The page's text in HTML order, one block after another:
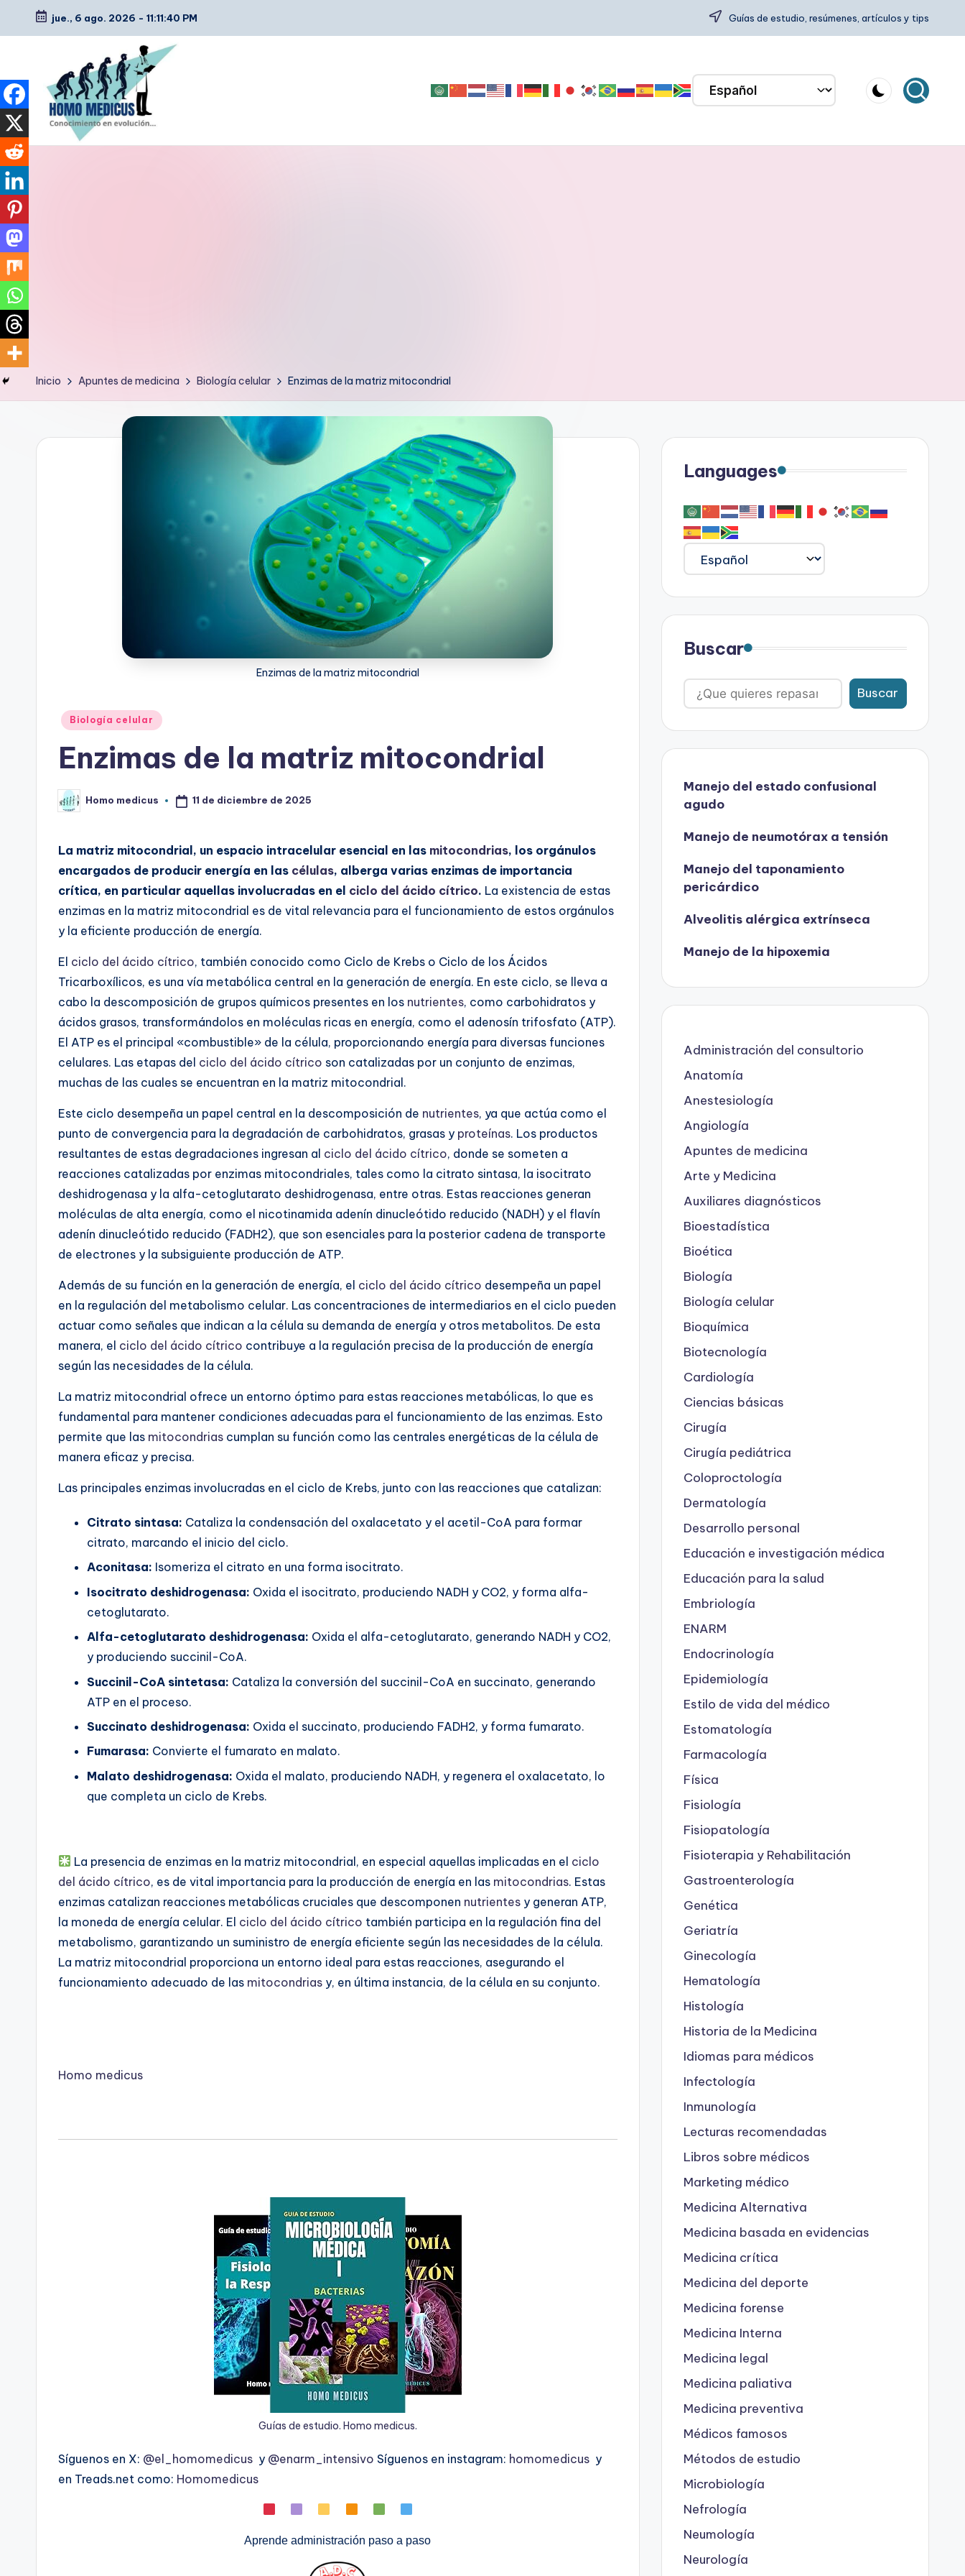
Saltar
contenido
jue., 6 ago. 2026 - 11:11:41 PM Guías de estudio, resúmenes, artículos y tips
i
c
u
Inicio Apuntes de medicina Biología celular Enzimas de la matriz mitocondrial
Enzimas de la matriz mitocondrial
Publicado
Biología celular
Enzimas de la matriz mitocondrial
Publicado
por
Homo medicus 11 de diciembre de 2025
La matriz mitocondrial, un espacio intracelular esencial en las mitocondrias, los orgánulos
encargados de producir energía en las células, alberga varias enzimas de importancia
crítica, en particular aquellas involucradas en el ciclo del ácido cítrico. La existencia de estas
enzimas en la matriz mitocondrial es de vital relevancia para el funcionamiento de estos orgánulos
y la eficiente producción de energía.
El ciclo del ácido cítrico, también conocido como Ciclo de Krebs o Ciclo de los Ácidos
Tricarboxílicos, es una vía metabólica central en la generación de energía. En este ciclo, se lleva a
cabo la descomposición de grupos químicos presentes en los nutrientes, como carbohidratos y
ácidos grasos, transformándolos en moléculas ricas en energía, como el adenosín trifosfato (ATP).
El ATP es el principal «combustible» de la célula, proporcionando energía para diversas funciones
celulares. Las etapas del ciclo del ácido cítrico son catalizadas por un conjunto de enzimas,
muchas de las cuales se encuentran en la matriz mitocondrial.
Este ciclo desempeña un papel central en la descomposición de nutrientes, ya que actúa como el
punto de convergencia para la degradación de carbohidratos, grasas y proteínas. Los productos
resultantes de estas degradaciones ingresan al ciclo del ácido cítrico, donde se someten a
reacciones catalizadas por enzimas mitocondriales, tales como la citrato sintasa, la isocitrato
deshidrogenasa y la alfa-cetoglutarato deshidrogenasa, entre otras. Estas reacciones generan
moléculas de alta energía, como el nicotinamida adenín dinucleótido reducido (NADH) y el flavín
adenín dinucleótido reducido (FADH2), que son esenciales para la posterior cadena de transporte
de electrones y la subsiguiente producción de ATP.
Además de su función en la generación de energía, el ciclo del ácido cítrico desempeña un papel
en la regulación del metabolismo celular. Las concentraciones de intermediarios en el ciclo pueden
actuar como señales que indican a la célula su demanda de energía y otros metabolitos. De esta
manera, el ciclo del ácido cítrico contribuye a la regulación precisa de la producción de energía
según las necesidades de la célula.
La matriz mitocondrial ofrece un entorno óptimo para estas reacciones metabólicas, lo que es
fundamental para mantener condiciones adecuadas para el funcionamiento de las enzimas. Esto
permite que las mitocondrias cumplan su función como las centrales energéticas de la célula de
manera eficaz y precisa.
Las principales enzimas involucradas en el ciclo de Krebs, junto con las reacciones que catalizan:
Citrato sintasa: Cataliza la condensación del oxalacetato y el acetil-CoA para formar
citrato, marcando el inicio del ciclo.
Aconitasa: Isomeriza el citrato en una forma isocitrato.
Isocitrato deshidrogenasa: Oxida el isocitrato, produciendo NADH y CO2, y forma alfa-
cetoglutarato.
Alfa-cetoglutarato deshidrogenasa: Oxida el alfa-cetoglutarato, generando NADH y CO2,
y produciendo succinil-CoA.
Succinil-CoA sintetasa: Cataliza la conversión del succinil-CoA en succinato, generando
ATP en el proceso.
Succinato deshidrogenasa: Oxida el succinato, produciendo FADH2, y forma fumarato.
Fumarasa: Convierte el fumarato en malato.
Malato deshidrogenasa: Oxida el malato, produciendo NADH, y regenera el oxalacetato, lo
que completa un ciclo de Krebs.
La presencia de enzimas en la matriz mitocondrial, en especial aquellas implicadas en el ciclo
del ácido cítrico, es de vital importancia para la producción de energía en las mitocondrias. Estas
enzimas catalizan reacciones metabólicas cruciales que descomponen nutrientes y generan ATP,
la moneda de energía celular. El ciclo del ácido cítrico también participa en la regulación fina del
metabolismo, garantizando un suministro de energía eficiente según las necesidades de la célula.
La matriz mitocondrial proporciona un entorno ideal para estas reacciones, asegurando el
funcionamiento adecuado de las mitocondrias y, en última instancia, de la célula en su conjunto.
Homo medicus
Guías de estudio. Homo medicus.
Síguenos en X: @el_homomedicus y @enarm_intensivo Síguenos en instagram: homomedicus y
en Treads.net como: Homomedicus
Aprende administración paso a paso
Languages
Buscar
Buscar
Manejo del estado confusional
agudo
Manejo de neumotórax a tensión
Manejo del taponamiento
pericárdico
Alveolitis alérgica extrínseca
Manejo de la hipoxemia
Administración del consultorio
Anatomía
Anestesiología
Angiología
Apuntes de medicina
Arte y Medicina
Auxiliares diagnósticos
Bioestadística
Bioética
Biología
Biología celular
Bioquímica
Biotecnología
Cardiología
Ciencias básicas
Cirugía
Cirugía pediátrica
Coloproctología
Dermatología
Desarrollo personal
Educación e investigación médica
Educación para la salud
Embriología
ENARM
Endocrinología
Epidemiología
Estilo de vida del médico
Estomatología
Farmacología
Física
Fisiología
Fisiopatología
Fisioterapia y Rehabilitación
Gastroenterología
Genética
Geriatría
Ginecología
Hematología
Histología
Historia de la Medicina
Idiomas para médicos
Infectología
Inmunología
Lecturas recomendadas
Libros sobre médicos
Marketing médico
Medicina Alternativa
Medicina basada en evidencias
Medicina crítica
Medicina del deporte
Medicina forense
Medicina Interna
Medicina legal
Medicina paliativa
Medicina preventiva
Médicos famosos
Métodos de estudio
Microbiología
Nefrología
Neumología
Neurología